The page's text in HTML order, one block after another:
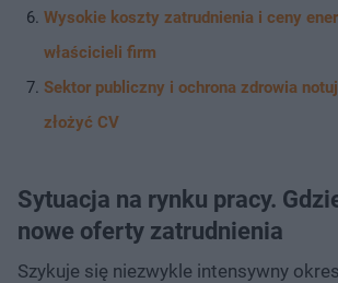
Wysokie koszty zatrudnienia i ceny
właścicieli firm
Sektor publiczny i ochrona zdrowia
złożyć CV
Sytuacja na rynku pracy.
nowe oferty zatrudnienia
Szykuje się niezwykle intensywny